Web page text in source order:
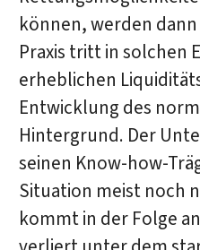
können, werden
Praxis tritt in solchen
erheblichen
Entwicklung des
Hintergrund. Der
seinen Know-how-
Situation meist noch
kommt in der Folge